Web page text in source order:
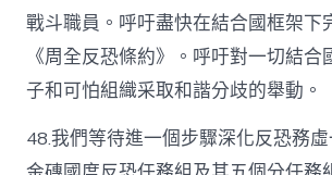
戰斗職員。呼吁盡快在結合國框架下
《周全反恐條約》。呼吁對一切結合
子和可怕組織采取和諧分歧的舉動。
48.我們等待進一個步驟深化反恐務